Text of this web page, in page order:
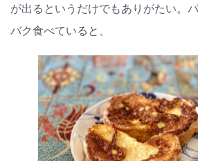
が出るというだけでもありがたい。
バク食べていると、